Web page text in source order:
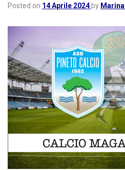
Posted on 14 Aprile 2024 by